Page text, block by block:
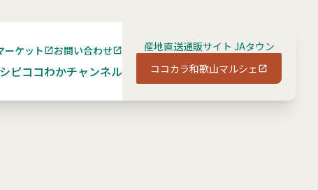
ーケット お問い合わせ
ピココわかチャンネル
産地直送通販サイト JAタウン
ココカラ和歌山マルシェ